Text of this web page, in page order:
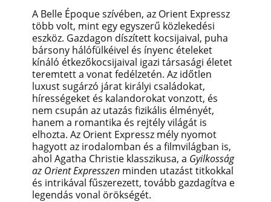
A Belle Époque szívében, az Orient Expressz
több volt, mint egy egyszerű közlekedési
eszköz. Gazdagon díszített kocsijaival, puha
bársony hálófülkéivel és ínyenc ételeket
kínáló étkezőkocsijaival igazi társasági életet
teremtett a vonat fedélzetén. Az időtlen
luxust sugárzó járat királyi családokat,
hírességeket és kalandorokat vonzott, és
nem csupán az utazás fizikális élményét,
hanem a romantika és rejtély világát is
elhozta. Az Orient Expressz mély nyomot
hagyott az irodalomban és a filmvilágban is,
ahol Agatha Christie klasszikusa, a Gyilkosság
az Orient Expresszen minden utazást titkokkal
és intrikával fűszerezett, tovább gazdagítva e
legendás vonal örökségét.